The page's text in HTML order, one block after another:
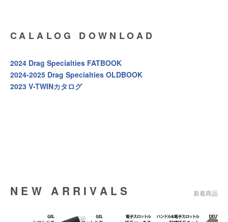
CALALOG DOWNLOAD
2024 Drag Specialties FATBOOK
2024-2025 Drag Specialties OLDBOOK
2023 V-TWINカタログ
NEW ARRIVALS 新着商品